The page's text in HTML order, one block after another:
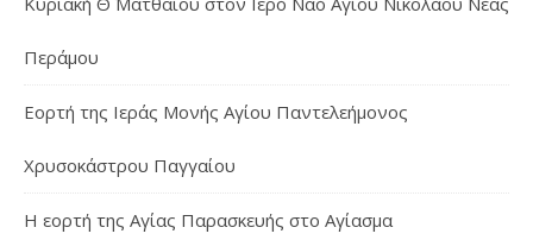
Περάμου
Εορτή της Ιεράς Μονής Αγίου Παντελεήμονος
Χρυσοκάστρου Παγγαίου
Η εορτή της Αγίας Παρασκευής στο Αγίασμα